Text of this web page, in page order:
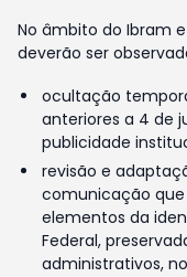
No âmbito do Ibram
deverão ser
ocultação
anteriores a 4 de
publicidade
revisão e
comunicação
elementos da
Federal,
administrativos,